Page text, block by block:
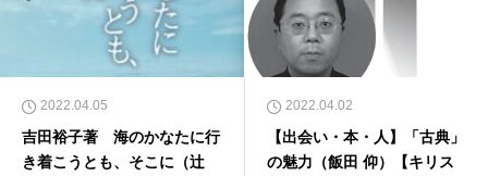
2022.04.05
吉田裕子著 海のかなたに行
き着こうとも、そこに（辻
2022.04.02
【出会い・本・人】「古典」
の魅力（飯田 仰）【キリス